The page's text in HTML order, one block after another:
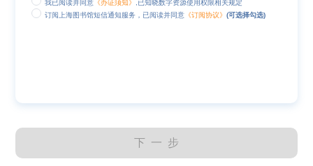
我已阅读并同意《办证须知》
,已知晓数字资源使用权限相关规定
订阅上海图书馆短信通知服务，已阅读并同意《订阅协议》 (可选择勾选)
下一步